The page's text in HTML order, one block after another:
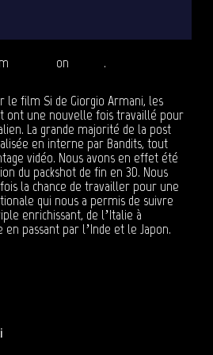
on .
le film Si de Giorgio Armani, les
ont une nouvelle fois travaillé pour
La grande majorité de la post
en interne par Bandits, tout
vidéo. Nous avons en effet été
du packshot de fin en 3D. Nous
la chance de travailler pour une
qui nous a permis de suivre
enrichissant, de l’Italie à
en passant par l’Inde et le Japon.